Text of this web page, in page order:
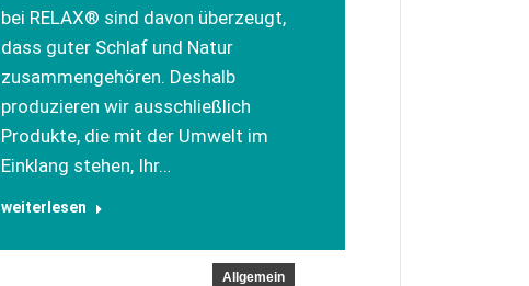
bei RELAX® sind davon überzeugt,
dass guter Schlaf und Natur
zusammengehören. Deshalb
produzieren wir ausschließlich
Produkte, die mit der Umwelt im
Einklang stehen, Ihr…
weiterlesen
Allgemein